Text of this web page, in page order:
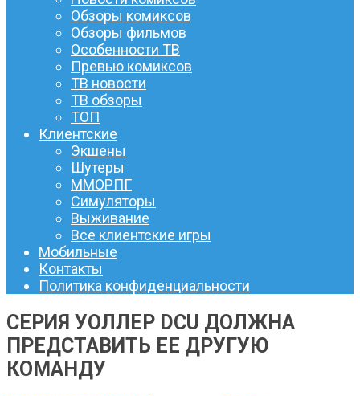
Обзоры комиксов
Обзоры фильмов
Особенности ТВ
Превью комиксов
ТВ новости
ТВ обзоры
ТОП
Клиентские
Экшены
Шутеры
ММОРПГ
Симуляторы
Выживание
Все клиентские игры
Мобильные
Контакты
Политика конфиденциальности
СЕРИЯ УОЛЛЕР DCU ДОЛЖНА
ПРЕДСТАВИТЬ ЕЕ ДРУГУЮ
КОМАНДУ